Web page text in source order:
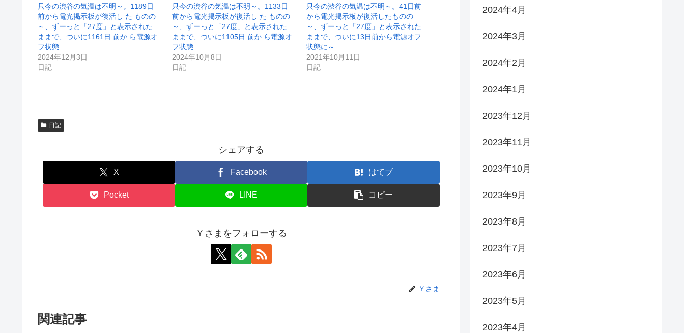
開
き
ま
す
新
し
い
ウ
ィ
ン
ウ
で
只今の渋谷の気温は不明～。1189日
前から電光掲示板が復活し た ものの
～、ずーっと「27度」と表示された
ままで、ついに1161日 前か ら電源オ
フ状態
2024年12月3日
日記
只今の渋谷の気温は不明～。1133日
前から電光掲示板が復活し た ものの
～、ずーっと「27度」と表示された
ままで、ついに1105日 前か ら電源オ
フ状態
2024年10月8日
日記
只今の渋谷の気温は不明～。41日前
から電光掲示板が復活したものの
～、ずーっと「27度」と表示された
ままで、ついに13日前から電源オフ
状態に～
2021年10月11日
日記
日記
シェアする
X Facebook はてブ
Pocket LINE コピー
Ｙさまをフォローする
Ｙさま
関連記事
2024年4月
2024年3月
2024年2月
2024年1月
2023年12月
2023年11月
2023年10月
2023年9月
2023年8月
2023年7月
2023年6月
2023年5月
2023年4月